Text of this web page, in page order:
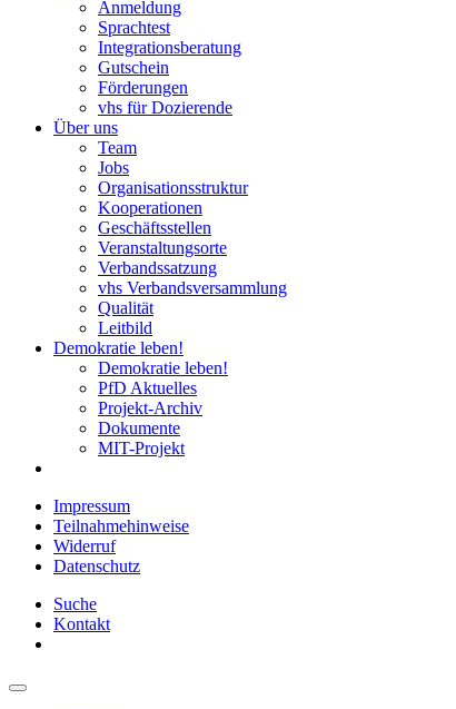
Anmeldung
Sprachtest
Integrationsberatung
Gutschein
Förderungen
vhs für Dozierende
Über uns
Team
Jobs
Organisationsstruktur
Kooperationen
Geschäftsstellen
Veranstaltungsorte
Verbandssatzung
vhs Verbandsversammlung
Qualität
Leitbild
Demokratie leben!
Demokratie leben!
PfD Aktuelles
Projekt-Archiv
Dokumente
MIT-Projekt
Impressum
Teilnahmehinweise
Widerruf
Datenschutz
Suche
Kontakt